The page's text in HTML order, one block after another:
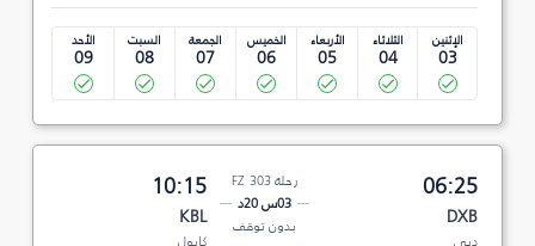
الإثنين
03
الثلاثاء
04
الأربعاء
05
الخميس
06
الجمعة
07
السبت
08
الأحد
09
06:25
DXB
دبي
رحلة FZ 303
03س 20د
بدون توقف
10:15
KBL
كابول